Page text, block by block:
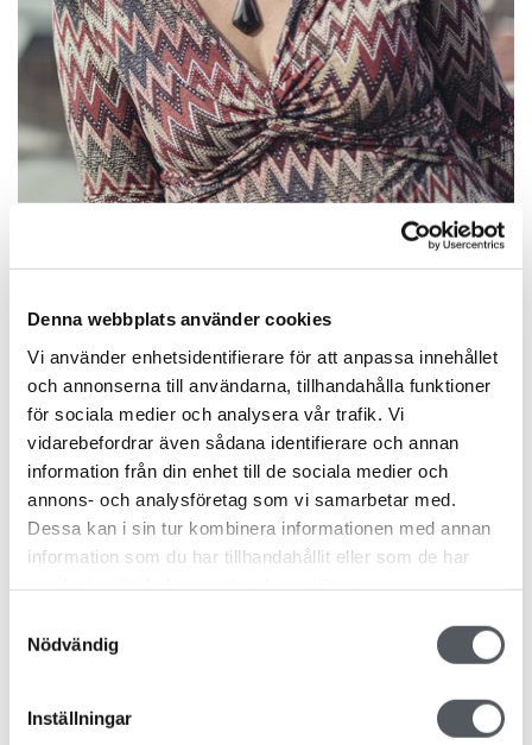
Denna webbplats använder cookies
Vi använder enhetsidentifierare för att anpassa innehållet
och annonserna till användarna, tillhandahålla funktioner
för sociala medier och analysera vår trafik. Vi
vidarebefordrar även sådana identifierare och annan
information från din enhet till de sociala medier och
annons- och analysföretag som vi samarbetar med.
Dessa kan i sin tur kombinera informationen med annan
information som du har tillhandahållit eller som de har
Nödvändig
Inställningar
Varje företag har en själ
FRÅN B2B TILL H2H
Investmentbolag som bildarbolagsgrupper omformar ofta
företagen, så att de blir som de andra i gruppen. För att de
ska passa in. Vi gör tvärtom.
På Grothbolagen vill vi att våra företag behåller sin egen
karaktär och unika personlighet. Även om tryggheten vilar
på en gemensam värdegrund, är det centralt för oss att
Vår grundtro handlar om omtänksamhet, samhällsansvar
organisationer nå sin fulla potential.